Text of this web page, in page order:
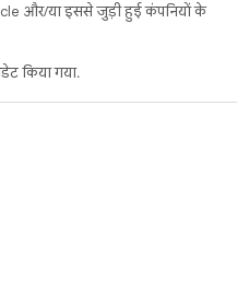
और/या इससे जुड़ी हुई कंपनियों के
किया गया.